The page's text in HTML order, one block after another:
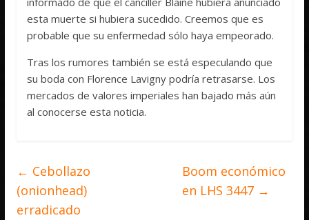
esta muerte si hubiera sucedido. Creemos que es
probable que su enfermedad sólo haya empeorado.
Tras los rumores también se está especulando que
su boda con Florence Lavigny podría retrasarse. Los
mercados de valores imperiales han bajado más aún
al conocerse esta noticia.
← Cebollazo
(onionhead)
erradicado
Boom económico
en LHS 3447 →